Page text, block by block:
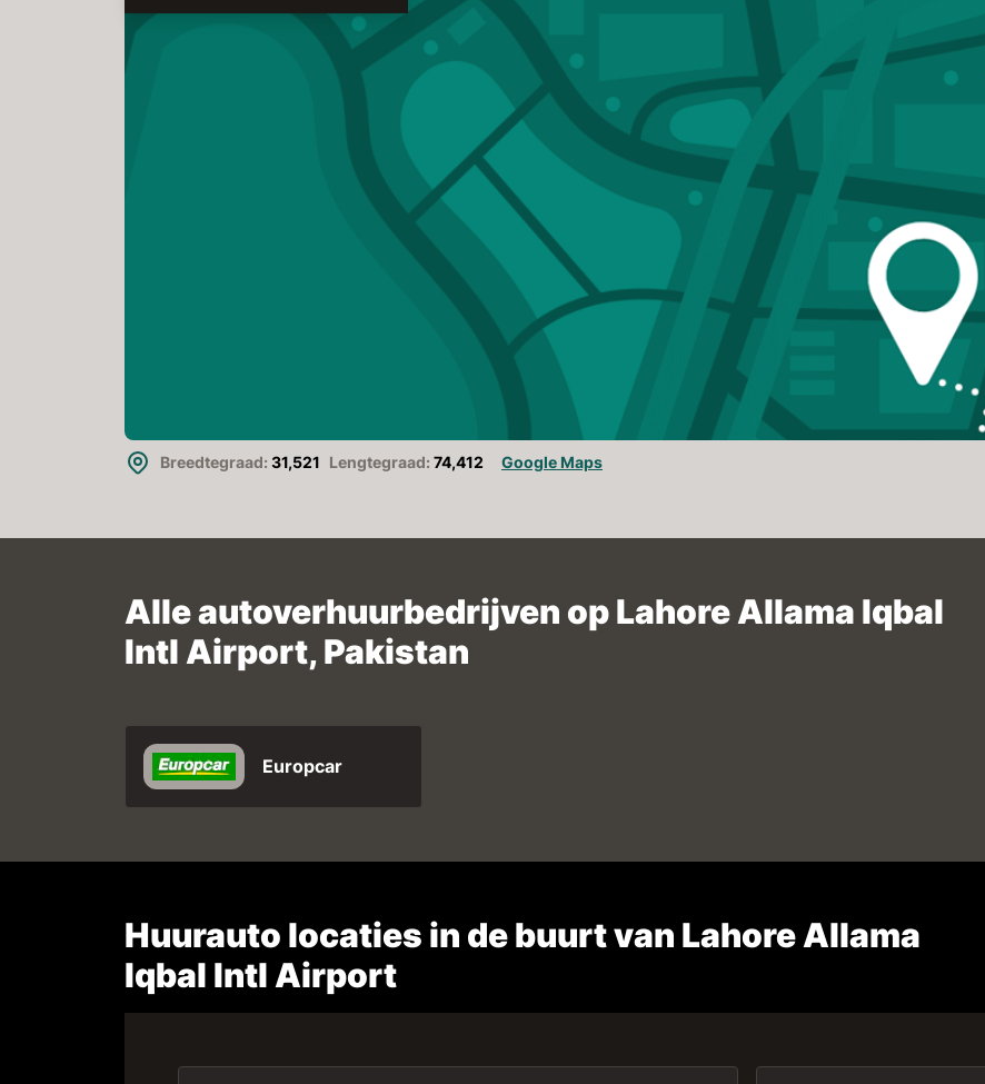
Breedtegraad: 31,521 Lengtegraad: 74,412 Google Maps
Alle autoverhuurbedrijven op Lahore Allama Iqbal
Intl Airport, Pakistan
Europcar
Huurauto locaties in de buurt van Lahore Allama
Iqbal Intl Airport